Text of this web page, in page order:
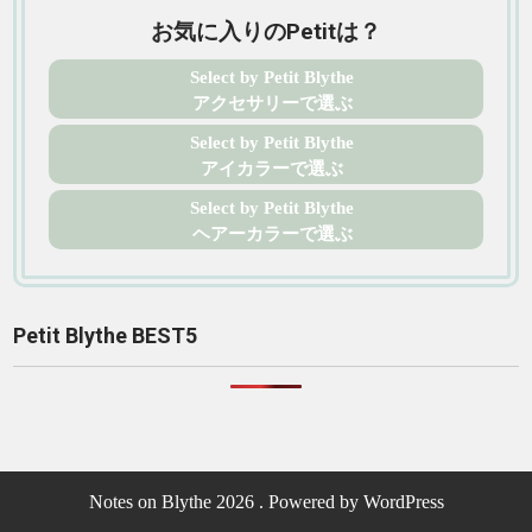
お気に入りのPetitは？
Select by Petit Blythe
アクセサリーで選ぶ
Select by Petit Blythe
アイカラーで選ぶ
Select by Petit Blythe
ヘアーカラーで選ぶ
Petit Blythe BEST5
Notes on Blythe 2026 . Powered by WordPress